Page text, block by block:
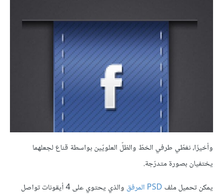
وأخيرًا، نغطّي طرفي الخطّ والظلّ العلويّين بواسطة قناع لجعلهما
يختفيان بصورة متدرّجة.
يمكن تحميل ملف PSD المرفق
والذي يحتوي على 4 أيقونات تواصل